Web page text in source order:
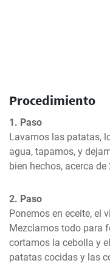
Procedimiento
1. Paso
Lavamos las patatas,
agua, tapamos, y
bien hechos, acerca
2. Paso
Ponemos en eceite, el
Mezclamos todo para
cortamos la cebolla y
patatas cocidas y las